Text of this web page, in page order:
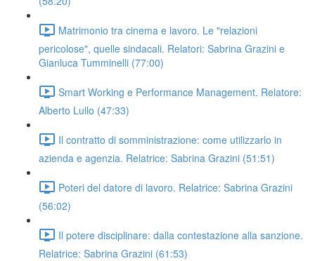
Matrimonio tra cinema e lavoro. Le "relazioni
pericolose", quelle sindacali. Relatori: Sabrina Grazini e
Gianluca Tumminelli (77:00)
Smart Working e Performance Management. Relatore:
Alberto Lullo (47:33)
Il contratto di somministrazione: come utilizzarlo in
azienda e agenzia. Relatrice: Sabrina Grazini (51:51)
Poteri del datore di lavoro. Relatrice: Sabrina Grazini
(56:02)
Il potere disciplinare: dalla contestazione alla sanzione.
Relatrice: Sabrina Grazini (61:53)